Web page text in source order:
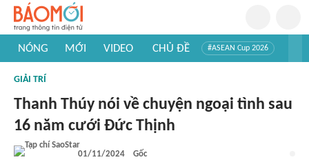
NÓNG MỚI VIDEO CHỦ ĐỀ #ASEAN Cup 2026
#Khám phá thế giới
GIẢI TRÍ
Thanh Thúy nói về chuyện ngoại tình sau
16 năm cưới Đức Thịnh
01/11/2024 Gốc